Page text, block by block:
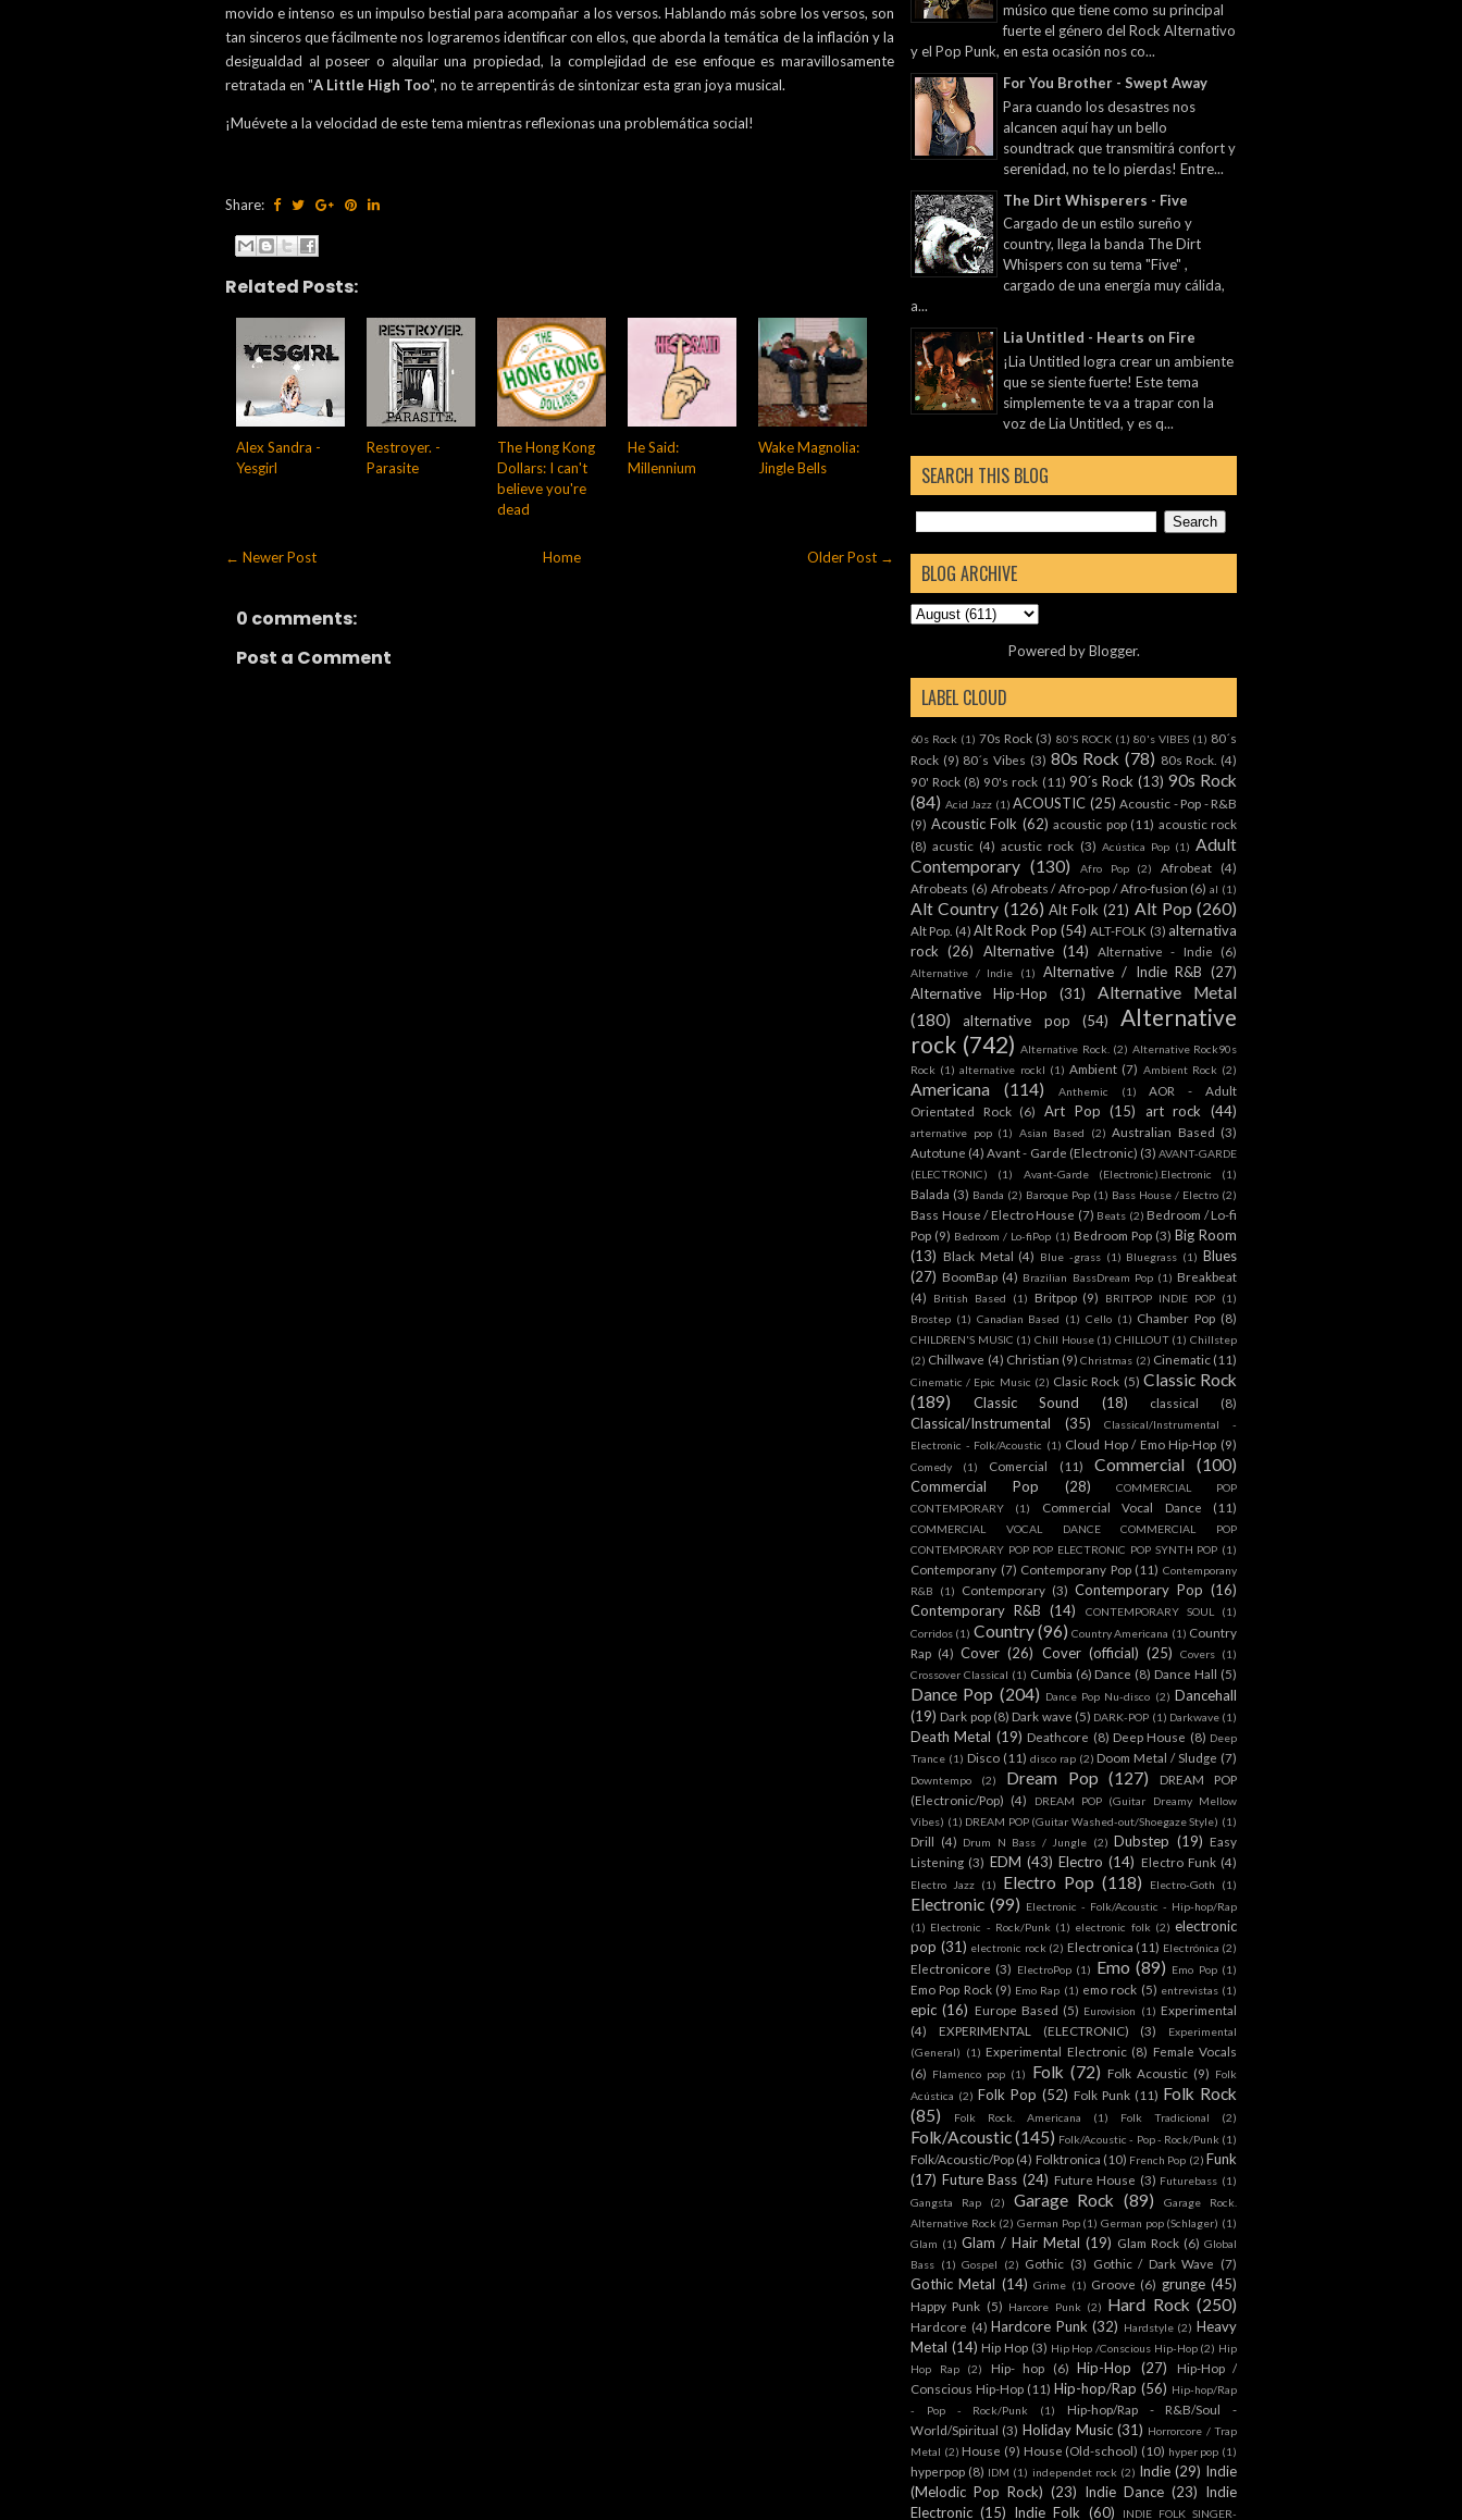
movido e intenso es un impulso bestial para acompañar a los versos. Hablando más sobre los versos, son
tan sinceros que fácilmente nos lograremos identificar con ellos, que aborda la temática de la inflación y la
desigualdad al poseer o alquilar una propiedad, la complejidad de ese enfoque es maravillosamente
retratada en "A Little High Too", no te arrepentirás de sintonizar esta gran joya musical.
¡Muévete a la velocidad de este tema mientras reflexionas una problemática social!
Share:
Related Posts:
Alex Sandra -
Yesgirl
Restroyer. -
Parasite
The Hong Kong
Dollars: I can't
believe you're
dead
He Said:
Millennium
Wake Magnolia:
Jingle Bells
← Newer Post Older Post →
Home
0 comments:
Post a Comment
músico que tiene como su principal
fuerte el género del Rock Alternativo
y el Pop Punk, en esta ocasión nos co...
For You Brother - Swept Away
Para cuando los desastres nos
alcancen aquí hay un bello
soundtrack que transmitirá confort y
serenidad, no te lo pierdas! Entre...
The Dirt Whisperers - Five
Cargado de un estilo sureño y
country, llega la banda The Dirt
Whispers con su tema "Five" ,
cargado de una energía muy cálida,
a...
Lia Untitled - Hearts on Fire
¡Lia Untitled logra crear un ambiente
que se siente fuerte! Este tema
simplemente te va a trapar con la
voz de Lia Untitled, y es q...
SEARCH THIS BLOG
BLOG ARCHIVE
Powered byBlogger.
LABEL CLOUD
60s Rock (1) 70s Rock (3) 80'S ROCK (1) 80's VIBES (1) 80´s
Rock (9) 80´s Vibes (3) 80s Rock (78) 80s Rock. (4)
90' Rock (8) 90's rock (11) 90´s Rock (13) 90s Rock
(84) Acid Jazz (1) ACOUSTIC (25) Acoustic - Pop - R&B
(9) Acoustic Folk (62) acoustic pop (11) acoustic rock
(8) acustic (4) acustic rock (3) Acústica Pop (1) Adult
Contemporary (130) Afro Pop (2) Afrobeat
(4)
Afrobeats (6) Afrobeats / Afro-pop / Afro-fusion (6) al (1)
Alt Country (126) Alt Folk (21) Alt Pop (260)
Alt Pop. (4) Alt Rock Pop (54) ALT-FOLK (3) alternativa
rock (26) Alternative (14) Alternative - Indie (6)
Alternative / Indie (1) Alternative / Indie R&B (27)
Alternative Hip-Hop
(31)
Alternative Metal
(180)
alternative pop (54)
Alternative
rock (742) Alternative Rock. (2) Alternative Rock90s
Rock (1) alternative rockl (1) Ambient (7) Ambient Rock (2)
Americana (114) Anthemic (1)
AOR - Adult
Orientated Rock (6) Art Pop (15) art rock (44)
arternative pop (1) Asian Based (2) Australian Based (3)
Autotune (4) Avant - Garde (Electronic) (3) AVANT-GARDE
(ELECTRONIC)
(1) Avant-Garde (Electronic).Electronic (1)
Balada (3) Banda (2) Baroque Pop (1) Bass House / Electro (2)
Bass House / Electro House (7) Beats (2) Bedroom / Lo-fi
Pop (9) Bedroom / Lo-fiPop (1) Bedroom Pop (3) Big Room
(13) Black Metal (4) Blue -grass (1) Bluegrass (1) Blues
(27) BoomBap (4) Brazilian BassDream Pop (1) Breakbeat
(4)
British Based (1) Britpop (9) BRITPOP INDIE POP (1)
Brostep (1) Canadian Based (1) Cello (1) Chamber Pop (8)
CHILDREN'S MUSIC (1) Chill House (1) CHILLOUT (1) Chillstep
(2) Chillwave (4) Christian (9) Christmas (2) Cinematic (11)
Cinematic / Epic Music (2) Clasic Rock (5) Classic Rock
(189)
Classic Sound (18) classical (8)
Classical/Instrumental (35)
Classical/Instrumental -
Electronic - Folk/Acoustic (1) Cloud Hop / Emo Hip-Hop (9)
Comedy (1) Comercial (11) Commercial (100)
Commercial Pop (28)
COMMERCIAL POP
CONTEMPORARY
(1) Commercial Vocal Dance (11)
COMMERCIAL VOCAL DANCE COMMERCIAL POP
CONTEMPORARY POP POP ELECTRONIC POP SYNTH POP (1)
Contemporany (7) Contemporany Pop (11) Contemporany
R&B
(1) Contemporary (3) Contemporary Pop (16)
Contemporary R&B (14) CONTEMPORARY SOUL
(1)
Corridos (1) Country(96) Country Americana (1) Country
Rap (4) Cover (26) Cover (official) (25) Covers (1)
Crossover Classical (1) Cumbia (6) Dance (8) Dance Hall (5)
Dance Pop (204) Dance Pop Nu-disco (2) Dancehall
(19) Dark pop (8) Dark wave (5) DARK-POP (1) Darkwave (1)
Death Metal (19) Deathcore (8) Deep House (8) Deep
Trance (1) Disco (11) disco rap (2) Doom Metal / Sludge (7)
Downtempo (2) Dream Pop (127)
DREAM POP
(Electronic/Pop) (4)
DREAM POP (Guitar Dreamy Mellow
Vibes) (1) DREAM POP (Guitar Washed-out/Shoegaze Style) (1)
Drill (4) Drum N Bass / Jungle (2) Dubstep (19) Easy
Listening (3) EDM (43) Electro (14) Electro Funk (4)
Electro Jazz (1) Electro Pop (118) Electro-Goth (1)
Electronic (99) Electronic - Folk/Acoustic - Hip-hop/Rap
(1) Electronic - Rock/Punk (1) electronic folk (2) electronic
pop (31) electronic rock (2) Electronica (11) Electrónica (2)
Electronicore (3) ElectroPop (1) Emo (89) Emo Pop (1)
Emo Pop Rock (9) Emo Rap (1) emo rock (5) entrevistas (1)
epic (16) Europe Based (5) Eurovision (1) Experimental
(4)
EXPERIMENTAL (ELECTRONIC) (3)
Experimental
(General) (1) Experimental Electronic (8) Female Vocals
(6) Flamenco pop (1) Folk (72) Folk Acoustic (9) Folk
Acústica (2) Folk Pop (52) Folk Punk (11) Folk Rock
(85)
Folk Rock. Americana (1) Folk Tradicional (2)
Folk/Acoustic(145) Folk/Acoustic - Pop - Rock/Punk (1)
Folk/Acoustic/Pop (4) Folktronica (10) French Pop (2) Funk
(17) Future Bass (24) Future House (3) Futurebass (1)
Gangsta Rap
(2) Garage Rock (89)
Garage Rock.
Alternative Rock (2) German Pop (1) German pop (Schlager) (1)
Glam (1) Glam / Hair Metal (19) Glam Rock (6) Global
Bass (1) Gospel (2) Gothic (3) Gothic / Dark Wave (7)
Gothic Metal (14) Grime (1) Groove (6) grunge (45)
Happy Punk (5) Harcore Punk (2) Hard Rock (250)
Hardcore (4) Hardcore Punk (32) Hardstyle (2) Heavy
Metal (14) Hip Hop (3) Hip Hop /Conscious Hip-Hop (2) Hip
Hop Rap
(2) Hip- hop (6) Hip-Hop (27)
Hip-Hop /
Conscious Hip-Hop (11) Hip-hop/Rap (56) Hip-hop/Rap
- Pop - Rock/Punk
(1)
Hip-hop/Rap - R&B/Soul -
World/Spiritual (3) Holiday Music (31) Horrorcore / Trap
Metal (2) House (9) House (Old-school) (10) hyper pop (1)
hyperpop (8) IDM (1) independet rock (2) Indie (29) Indie
(Melodic Pop Rock) (23) Indie Dance (23) Indie
Electronic (15) Indie Folk (60) INDIE FOLK SINGER-